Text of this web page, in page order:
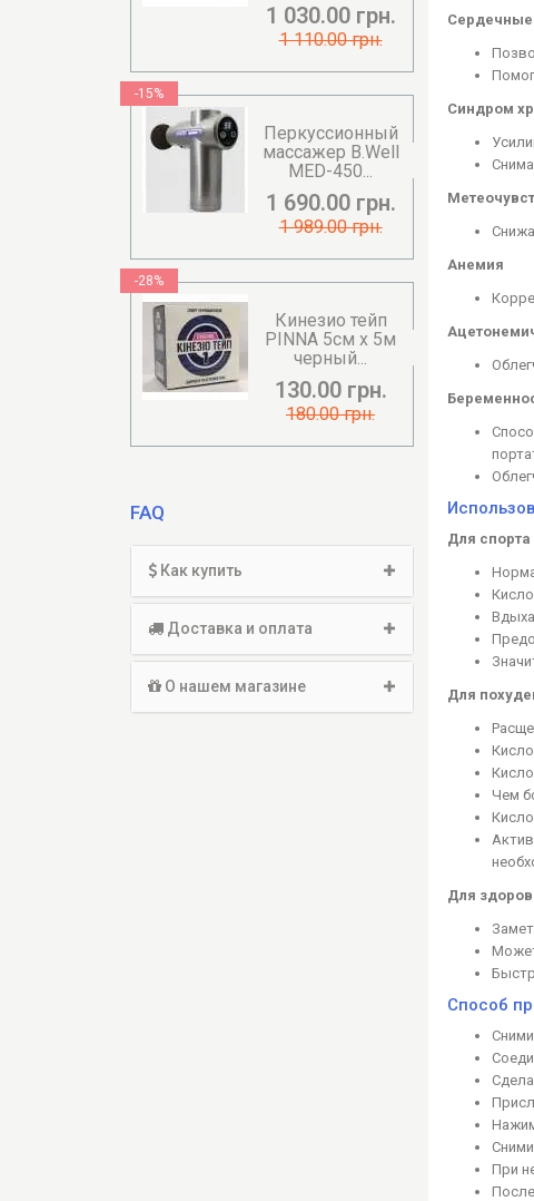
1 030.00 грн.
1 110.00 грн.
-15%
Перкуссионный
массажер B.Well
MED-450...
1 690.00 грн.
1 989.00 грн.
-28%
Кинезио тейп
PINNA 5см х 5м
черный...
130.00 грн.
180.00 грн.
FAQ
Как купить
Доставка и оплата
О нашем магазине
Сердечные
Синдром
Анемия
Для спорта
Для
Чем
Для
Способ
При